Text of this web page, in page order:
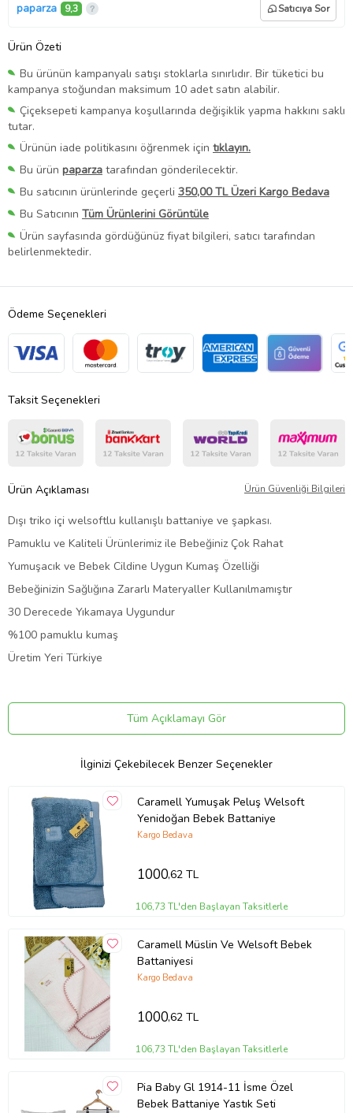
paparza 9,3 Satıcıya Sor
Ürün Özeti
Bu ürünün kampanyalı satışı stoklarla sınırlıdır. Bir tüketici bu
kampanya stoğundan maksimum 10 adet satın alabilir.
Çiçeksepeti kampanya koşullarında değişiklik yapma hakkını saklı
tutar.
Ürünün iade politikasını öğrenmek için tıklayın.
Bu ürün paparza tarafından gönderilecektir.
Bu satıcının ürünlerinde geçerli 350,00 TL Üzeri Kargo Bedava
Bu Satıcının Tüm Ürünlerini Görüntüle
Ürün sayfasında gördüğünüz fiyat bilgileri, satıcı tarafından
belirlenmektedir.
Ödeme Seçenekleri
Taksit Seçenekleri
Ürün Açıklaması Ürün Güvenliği Bilgileri
Dışı triko içi welsoftlu kullanışlı battaniye ve şapkası.
Pamuklu ve Kaliteli Ürünlerimiz ile Bebeğiniz Çok Rahat
Yumuşacık ve Bebek Cildine Uygun Kumaş Özelliği
Bebeğinizin Sağlığına Zararlı Materyaller Kullanılmamıştır
30 Derecede Yıkamaya Uygundur
%100 pamuklu kumaş
Üretim Yeri Türkiye
kcm25222254Tüm Açıklamayı Gör
İlginizi Çekebilecek Benzer Seçenekler
Caramell Yumuşak Peluş Welsoft
Yenidoğan Bebek Battaniye
Kargo Bedava
1000,62 TL
106,73 TL'den Başlayan Taksitlerle
Caramell Müslin Ve Welsoft Bebek
Battaniyesi
Kargo Bedava
1000,62 TL
106,73 TL'den Başlayan Taksitlerle
Pia Baby Gl 1914-11 İsme Özel
Bebek Battaniye Yastık Seti